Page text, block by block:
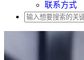
联系方式